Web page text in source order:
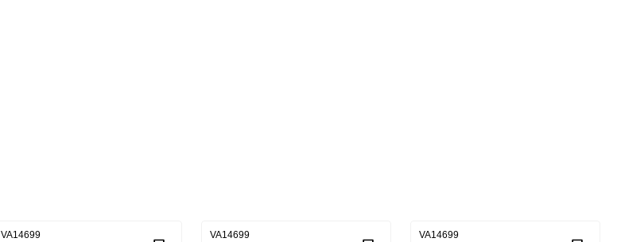
VA14699 VA14699 VA14699